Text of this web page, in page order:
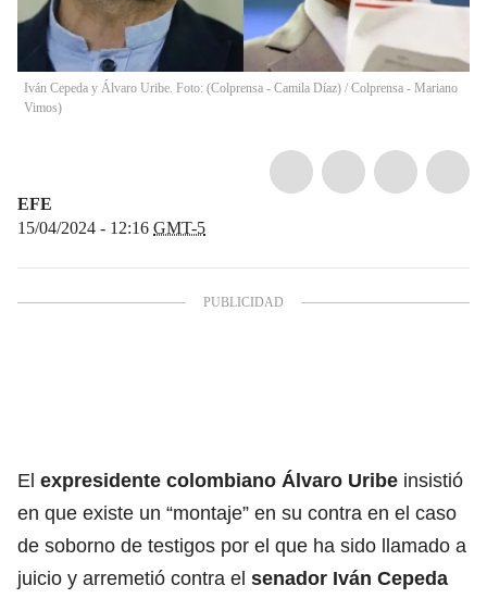
Iván Cepeda y Álvaro Uribe. Foto: (Colprensa - Camila Díaz) / Colprensa - Mariano
Vimos)
EFE
15/04/2024 - 12:16 GMT-5
El expresidente colombiano Álvaro Uribe insistió
en que existe un “montaje” en su contra en el caso
de soborno de testigos por el que ha sido llamado a
juicio y arremetió contra el senador Iván Cepeda